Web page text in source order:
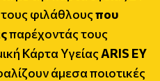
φιλάθλουςπου
παρέχοντάς τους
Κάρτα ΥγείαςARIS EY
άμεσα ποιοτικές